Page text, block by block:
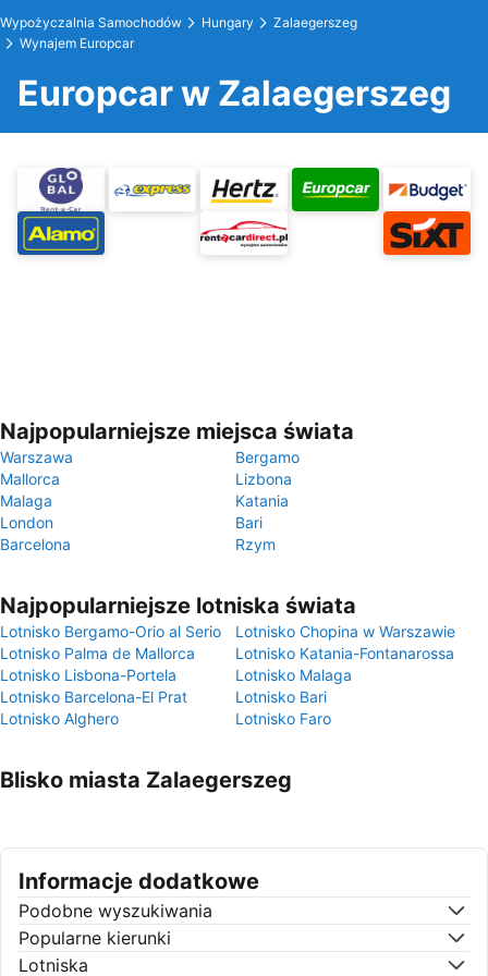
Wypożyczalnia Samochodów Hungary
Zalaegerszeg
Wynajem Europcar
Europcar w Zalaegerszeg
Najpopularniejsze miejsca świata
Warszawa
Bergamo
Mallorca
Lizbona
Malaga
Katania
London
Bari
Barcelona
Rzym
Najpopularniejsze lotniska świata
Lotnisko Bergamo-Orio al Serio
Lotnisko Chopina w Warszawie
Lotnisko Palma de Mallorca
Lotnisko Katania-Fontanarossa
Lotnisko Lisbona-Portela
Lotnisko Malaga
Lotnisko Barcelona-El Prat
Lotnisko Bari
Lotnisko Alghero
Lotnisko Faro
Blisko miasta Zalaegerszeg
Informacje dodatkowe
Podobne wyszukiwania
Popularne kierunki
Lotniska